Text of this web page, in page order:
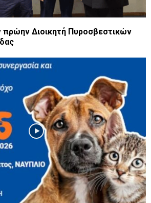
πρώην Διοικητή Πυροσβεστικών